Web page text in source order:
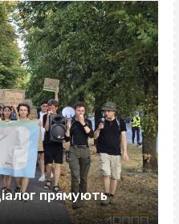
прямують